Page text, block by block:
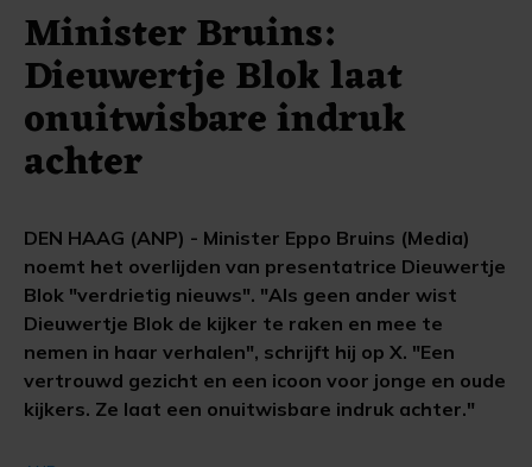
Minister Bruins:
Dieuwertje Blok laat
onuitwisbare indruk
achter
DEN HAAG (ANP) - Minister Eppo Bruins (Media)
noemt het overlijden van presentatrice Dieuwertje
Blok "verdrietig nieuws". "⁠Als geen ander wist
Dieuwertje Blok de kijker te raken en mee te
nemen in haar verhalen", schrijft hij op X. "Een
vertrouwd gezicht en een icoon voor jonge en oude
kijkers. Ze laat een onuitwisbare indruk achter."